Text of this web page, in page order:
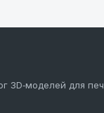
3D‑моделей для